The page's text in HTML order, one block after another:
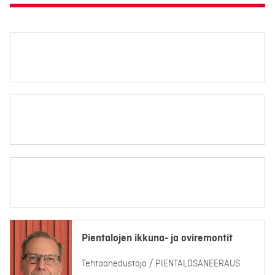
Pientalojen ikkuna- ja oviremontit
Tehtaanedustaja / PIENTALOSANEERAUS